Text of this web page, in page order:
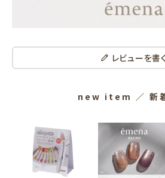
レビューを書く
new item ／ 新